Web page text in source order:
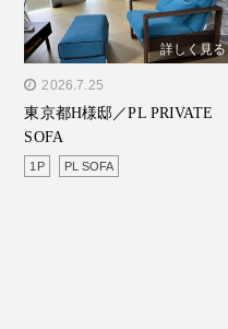
" alt="東京都H様邸／PL
PRIVATE SOFA"/>
詳しく見る
2026.7.25
東京都H様邸／PL PRIVATE
SOFA
1P PL SOFA